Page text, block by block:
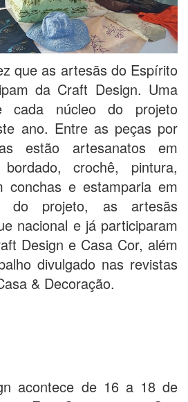
que as artesãs do Espírito
da Craft Design. Uma
cada núcleo do projeto
ano. Entre as peças por
estão artesanatos em
crochê, pintura,
conchas e estamparia em
do projeto, as artesãs
nacional e já participaram
Design e Casa Cor, além
divulgado nas revistas
& Decoração.
acontece de 16 a 18 de